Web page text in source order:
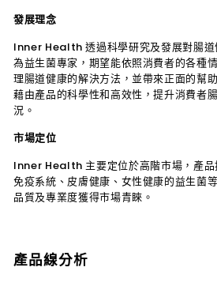
發展理念
Inner Health 透過科學研究及發展對腸道
為益生菌專家，期望能依照消費者的各種
理腸道健康的解決方法，並帶來正面的
藉由產品的科學性和高效性，提升消費者
況。
市場定位
Inner Health主要定位於高階市場，產
免疫系統、皮膚健康、女性健康的益生菌
品質及專業度獲得市場青睞。
產品線分析